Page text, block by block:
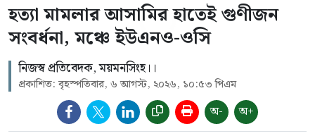
হত্যা মামলার আসামির হাতেই গুণীজন
সংবর্ধনা, মঞ্চে ইউএনও-ওসি
নিজস্ব প্রতিবেদক, ময়মনসিংহ।।
প্রকাশিত: বৃহস্পতিবার, ৬ আগস্ট, ২০২৬, ১০:৫৩ পিএম
অ- অ+